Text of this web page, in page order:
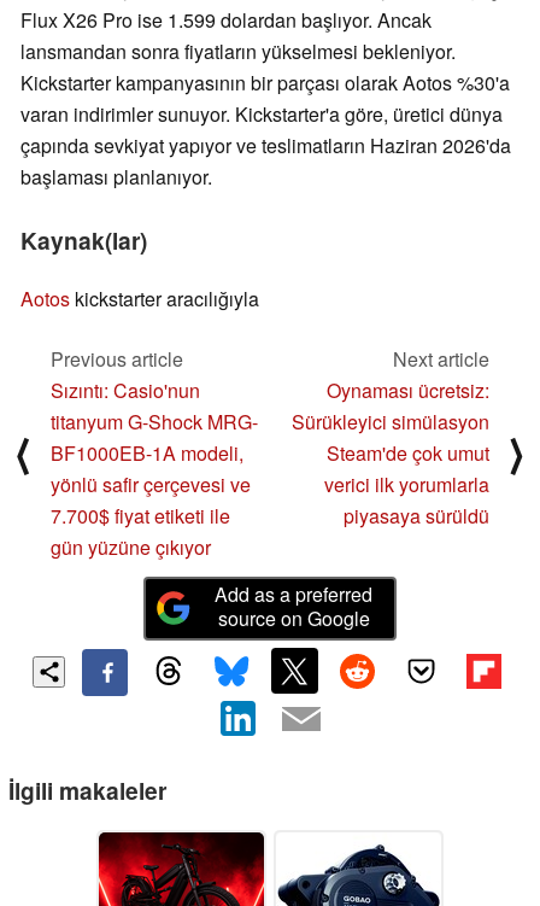
Flux X26 Pro ise 1.599 dolardan başlıyor. Ancak
lansmandan sonra fiyatların yükselmesi bekleniyor.
Kickstarter kampanyasının bir parçası olarak Aotos %30'a
varan indirimler sunuyor. Kickstarter'a göre, üretici dünya
çapında sevkiyat yapıyor ve teslimatların Haziran 2026'da
başlaması planlanıyor.
Kaynak(lar)
Aotos kickstarter aracılığıyla
⟨
Previous article
Sızıntı: Casio'nun
titanyum G-Shock MRG-
BF1000EB-1A modeli,
yönlü safir çerçevesi ve
7.700$ fiyat etiketi ile
gün yüzüne çıkıyor
Next article
Oynaması ücretsiz:
Sürükleyici simülasyon
Steam'de çok umut
verici ilk yorumlarla
piyasaya sürüldü
⟩
Add as a preferred
source on Google
İlgili makaleler